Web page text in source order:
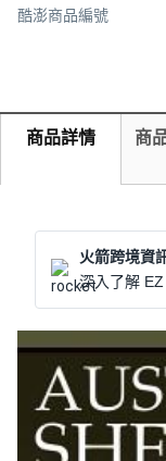
酷澎商品編號
商品詳情 商
火箭跨境資
深入了解 EZ